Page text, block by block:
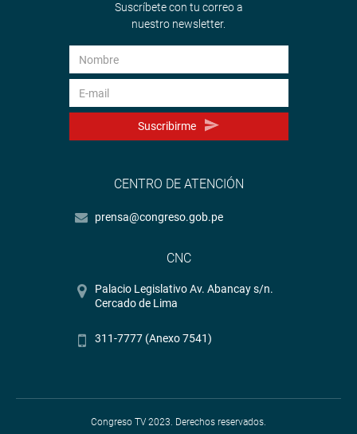
Suscríbete con tu correo a
nuestro newsletter.
Suscribirme
CENTRO DE ATENCIÓN
prensa@congreso.gob.pe
CNC
Palacio Legislativo Av. Abancay s/n.
Cercado de Lima
311-7777 (Anexo 7541)
Congreso TV 2023. Derechos reservados.